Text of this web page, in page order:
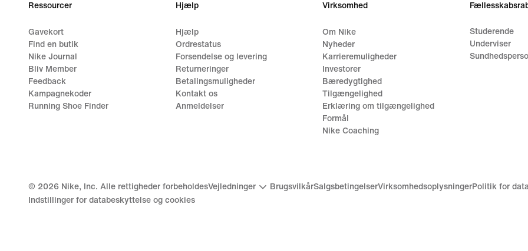
Ressourcer
Gavekort
Find en butik
Nike Journal
Bliv Member
Feedback
Kampagnekoder
Running Shoe Finder
Hjælp
Hjælp
Ordrestatus
Forsendelse og levering
Returneringer
Betalingsmuligheder
Kontakt os
Anmeldelser
Virksomhed
Om Nike
Nyheder
Karrieremuligheder
Investorer
Bæredygtighed
Tilgængelighed
Erklæring om tilgængelighed
Formål
Nike Coaching
Studerende
Underviser
© 2026 Nike, Inc. Alle rettigheder forbeholdesVejledninger BrugsvilkårSalgsbetingelserVirksomhedsoplysningerPolitik for
Indstillinger for databeskyttelse og cookies